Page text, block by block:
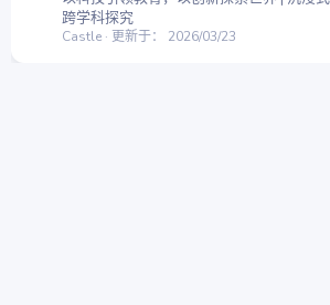
跨学科探究
Castle 更新于： 2026/03/23